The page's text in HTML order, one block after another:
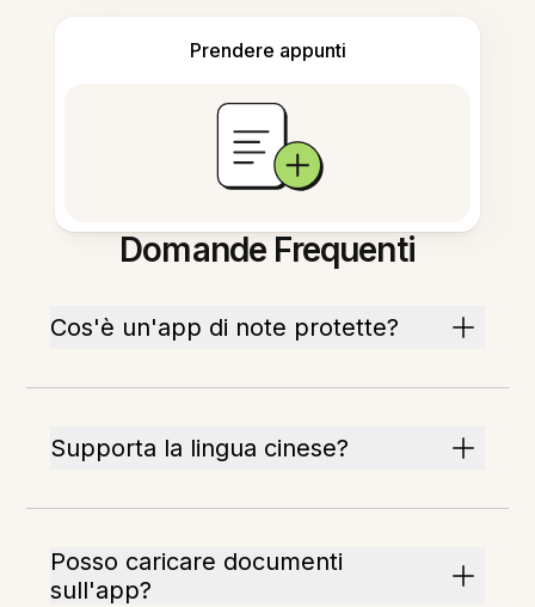
Prendere appunti
Domande Frequenti
Cos'è un'app di note protette?
Supporta la lingua cinese?
Posso caricare documenti
sull'app?